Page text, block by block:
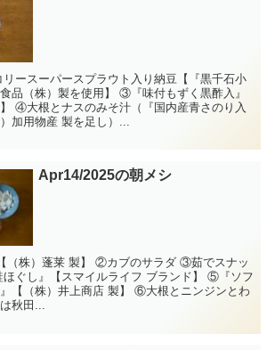
ースーパースプラウト入り納豆【『黒千石小
品（株）製を使用】 ③『味付もずく黒酢入』
】 ④大根とナスのみそ汁（『国内産青さのり入
加用物産 製を足し）...
Apr14/2025の朝メシ
（株）蓬莱 製】 ②カブのサラダ ③茹でスナッ
ぐし』【スマイルライフ ブランド】 ⑤『ソフ
【（株）井上商店 製】 ⑥大根とニンジンとわ
秋田...